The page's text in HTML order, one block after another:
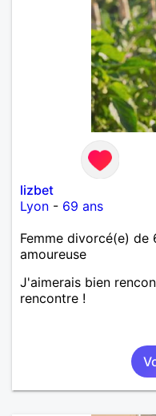
lizbet
Lyon - 69 ans
Femme divorcé(e) de
amoureuse
J'aimerais bien
rencontre !